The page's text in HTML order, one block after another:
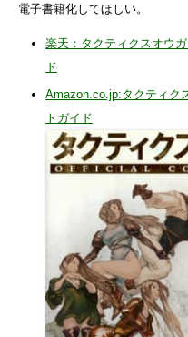
電子書籍化してほしい。
楽天：タクティクスオウ
ド
Amazon.co.jp:タクティク
トガイド